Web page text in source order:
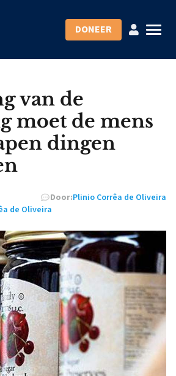
DONEER
van de
moet de mens
dingen
Door:Plinio Corrêa de Oliveira
de Oliveira